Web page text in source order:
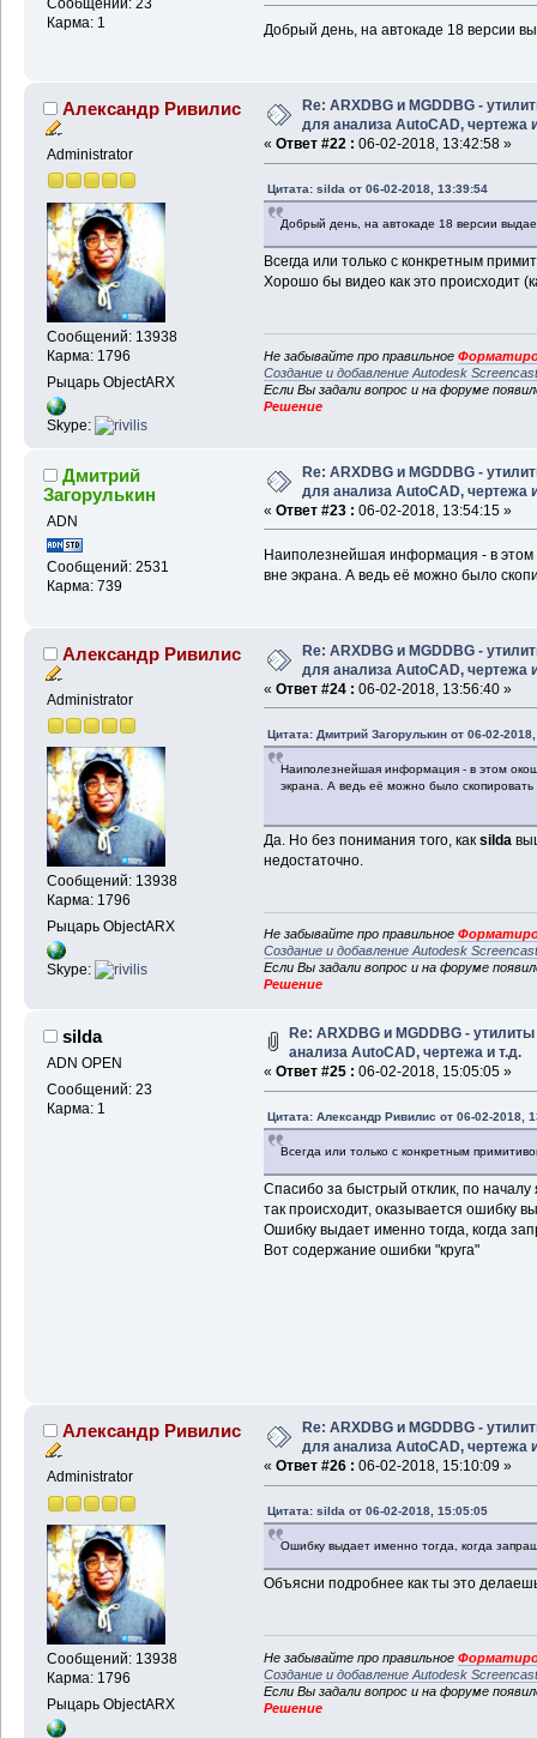
Сообщений: 23
Карма: 1
Добрый день, на автокаде 18 версии
Александр Ривилис
Administrator
Сообщений: 13938
Карма: 1796
Рыцарь ObjectARX
Skype:
Re: ARXDBG и MGDDBG -
для анализа AutoCAD, чертежа
« Ответ #22 : 06-02-2018, 13:42:58 »
Цитата: silda от 06-02-2018, 13:39:54
Добрый день, на автокаде 18 версии
Всегда или только с конкретным
Хорошо бы видео как это происходит
Не забывайте про правильное
Создание и добавление Autodesk
Если Вы задали вопрос и на форуме
Решение
Дмитрий
Загорулькин
ADN
Сообщений: 2531
Карма: 739
Re: ARXDBG и MGDDBG -
для анализа AutoCAD, чертежа
« Ответ #23 : 06-02-2018, 13:54:15 »
Наиполезнейшая информация - в этом
вне экрана. А ведь её можно было
Александр Ривилис
Administrator
Сообщений: 13938
Карма: 1796
Рыцарь ObjectARX
Skype:
Re: ARXDBG и MGDDBG -
для анализа AutoCAD, чертежа
« Ответ #24 : 06-02-2018, 13:56:40 »
Цитата: Дмитрий Загорулькин от 06-02-
Наиполезнейшая информация - в этом
экрана. А ведь её можно было скопировать
Да. Но без понимания того, как silda
недостаточно.
Не забывайте про правильное
Создание и добавление Autodesk
Если Вы задали вопрос и на форуме
Решение
silda
ADN OPEN
Сообщений: 23
Карма: 1
Re: ARXDBG и MGDDBG -
анализа AutoCAD, чертежа и т.д.
« Ответ #25 : 06-02-2018, 15:05:05 »
Цитата: Александр Ривилис от 06-02-2018,
Всегда или только с конкретным
Спасибо за быстрый отклик, по
так происходит, оказывается ошибку
Ошибку выдает именно тогда, когда
Вот содержание ошибки "круга"
Александр Ривилис
Administrator
Сообщений: 13938
Карма: 1796
Рыцарь ObjectARX
Re: ARXDBG и MGDDBG -
для анализа AutoCAD, чертежа
« Ответ #26 : 06-02-2018, 15:10:09 »
Цитата: silda от 06-02-2018, 15:05:05
Ошибку выдает именно тогда, когда
Объясни подробнее как ты это
Не забывайте про правильное
Создание и добавление Autodesk
Если Вы задали вопрос и на форуме
Решение